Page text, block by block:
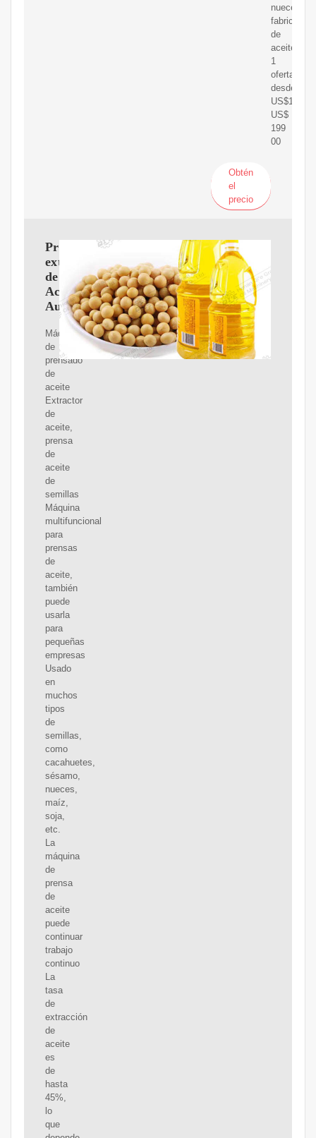
nueces,
fabricante
de
aceite
1
oferta
desde
US$19900
US$
199
00
Obtén
el
precio
Prensa
extractor
de
Aceite
Automática
Máquina
de
prensado
de
aceite
Extractor
de
aceite,
prensa
de
aceite
de
semillas
Máquina
multifuncional
para
prensas
de
aceite,
también
puede
usarla
para
pequeñas
empresas
Usado
en
muchos
tipos
de
semillas,
como
cacahuetes,
sésamo,
nueces,
maíz,
soja,
etc.
La
máquina
de
prensa
de
aceite
puede
continuar
trabajo
continuo
La
tasa
de
extracción
de
aceite
es
de
hasta
45%,
lo
que